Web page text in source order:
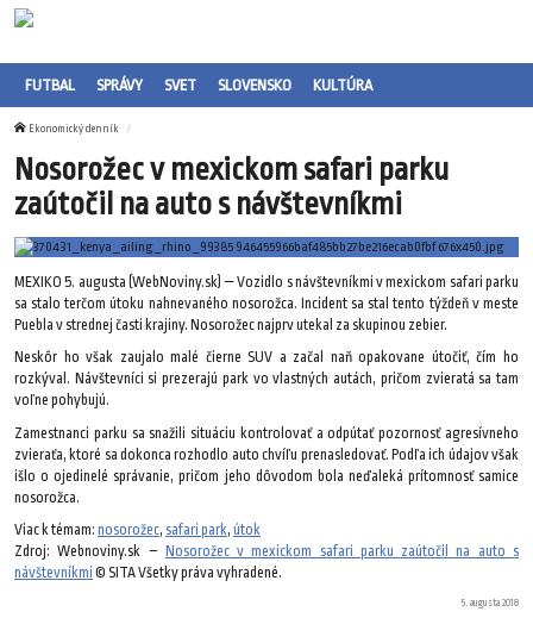
FUTBAL SPRÁVY SVET SLOVENSKO KULTÚRA
Ekonomický denník
Nosorožec v mexickom safari parku
zaútočil na auto s návštevníkmi
MEXIKO 5. augusta (WebNoviny.sk) — Vozidlo s návštevníkmi v mexickom safari parku
sa stalo terčom útoku nahnevaného nosorožca. Incident sa stal tento týždeň v meste
Puebla v strednej časti krajiny. Nosorožec najprv utekal za skupinou zebier.
Neskôr ho však zaujalo malé čierne SUV a začal naň opakovane útočiť, čím ho
rozkýval. Návštevníci si prezerajú park vo vlastných autách, pričom zvieratá sa tam
voľne pohybujú.
Zamestnanci parku sa snažili situáciu kontrolovať a odpútať pozornosť agresívneho
zvieraťa, ktoré sa dokonca rozhodlo auto chvíľu prenasledovať. Podľa ich údajov však
išlo o ojedinelé správanie, pričom jeho dôvodom bola neďaleká prítomnosť samice
nosorožca.
Viac k témam: nosorožec, safari park, útok
Zdroj: Webnoviny.sk – Nosorožec v mexickom safari parku zaútočil na auto s
návštevníkmi © SITA Všetky práva vyhradené.
5. augusta 2018